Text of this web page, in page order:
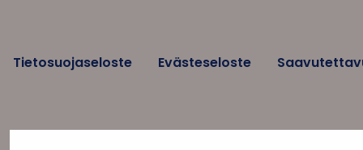
Tietosuojaseloste Evästeseloste